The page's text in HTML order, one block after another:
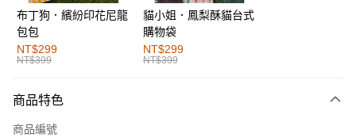
運送方式
全家取貨付款
每筆NT$60，滿NT$1,000(含以上)免運費
付款後全家取貨
布丁狗．繽紛印花尼龍
包包
NT$299
NT$399
貓小姐．鳳梨酥貓台式
購物袋
NT$299
NT$399
商品特色
商品編號